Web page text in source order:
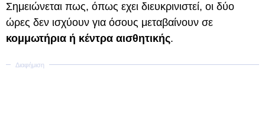
Σημειώνεται πως, όπως εχει διευκρινιστεί, οι δύο
ώρες δεν ισχύουν για όσους μεταβαίνουν σε
κομμωτήρια ή κέντρα αισθητικής.